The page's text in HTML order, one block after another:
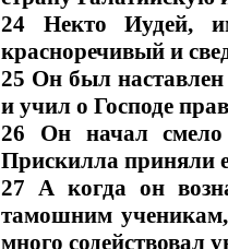
24 Некто Иудей,
красноречивый и
25 Он был наставлен
и учил о Господе
26 Он начал
Прискилла приняли
27 А когда он
тамошним
много содействовал